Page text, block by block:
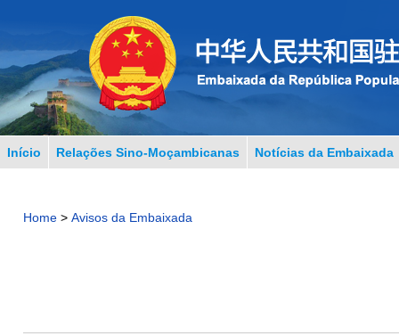
Início Relações Sino-Moçambicanas Notícias da Embaixada
Home> Avisos da Embaixada